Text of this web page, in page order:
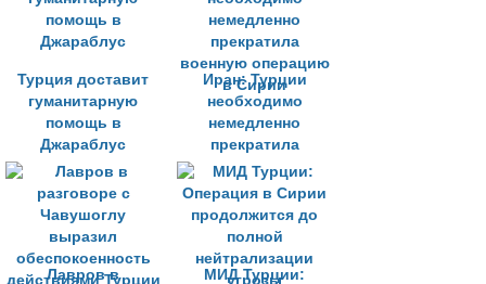
Турция доставит
гуманитарную
помощь в
Джараблус
Иран: Турции
необходимо
немедленно
прекратила
военную операцию
в Сирии
Лавров в
МИД Турции: